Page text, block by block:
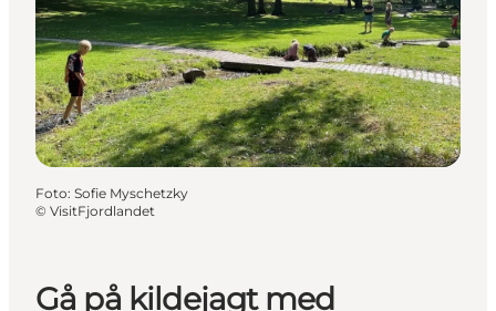
Overnatning
Oplevelser
Gå på kildejagt med
Foto: Sofie Myschetzky
© VisitFjordlandet